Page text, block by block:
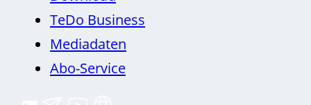
TeDo Business
Mediadaten
Abo-Service